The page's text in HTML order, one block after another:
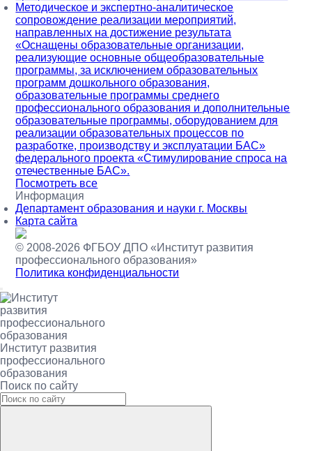
Методическое и экспертно-аналитическое
сопровождение реализации мероприятий,
направленных на достижение результата
«Оснащены образовательные организации,
реализующие основные общеобразовательные
программы, за исключением образовательных
программ дошкольного образования,
образовательные программы среднего
профессионального образования и дополнительные
образовательные программы, оборудованием для
реализации образовательных процессов по
разработке, производству и эксплуатации БАС»
федерального проекта «Стимулирование спроса на
отечественные БАС».
Посмотреть все
Информация
Департамент образования и науки г. Москвы
Карта сайта
© 2008-2026 ФГБОУ ДПО«Институт развития
профессионального образования»
Политика конфиденциальности
Институт развития
профессионального
образования
Поиск по сайту